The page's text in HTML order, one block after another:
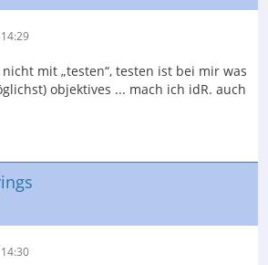
mit „testen“, testen ist bei mir was
objektives ... mach ich idR. auch